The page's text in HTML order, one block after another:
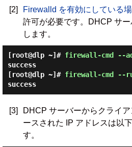
[2] Firewalld を有効にしている
許可が必要です。DHCP サ
します。
[root@dlp ~]# firewall-cmd --
success
[root@dlp ~]# firewall-cmd --
success
[3]
DHCP サーバーからクライ
ースされた IP アドレスは以
す。